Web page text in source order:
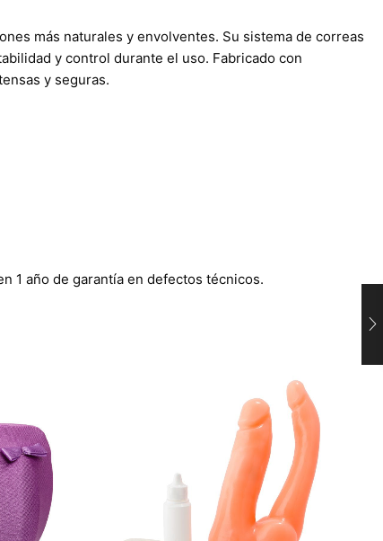
más naturales y envolventes. Su sistema de correas
y control durante el uso. Fabricado con
y seguras.
1 año de garantía en defectos técnicos.